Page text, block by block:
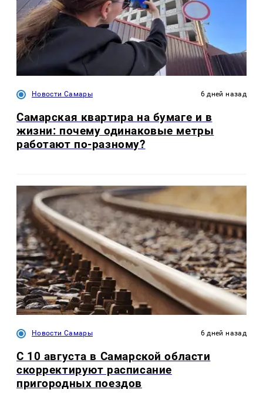
Новости Самары 6 дней назад
Самарская квартира на бумаге и в
жизни: почему одинаковые метры
работают по-разному?
Новости Самары 6 дней назад
С 10 августа в Самарской области
скорректируют расписание
пригородных поездов